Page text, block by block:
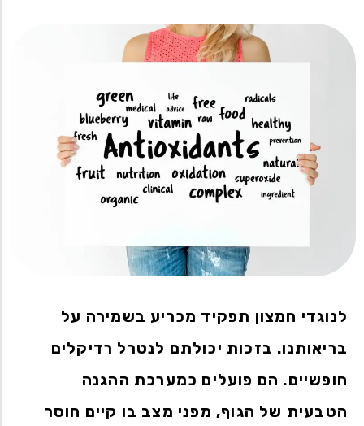
לנוגדי חמצון תפקיד מכריע בשמירה על
בריאותנו. בזכות יכולתם לנטרל רדיקלים
חופשיים. הם פועלים כמערכת ההגנה
הטבעית של הגוף, מפני מצב בו קיים חוסר